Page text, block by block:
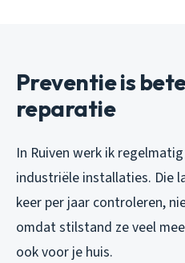
Preventie is
reparatie
In Ruiven werk ik
industriële installaties. Die
keer per jaar controleren,
omdat stilstand ze veel
ook voor je huis.